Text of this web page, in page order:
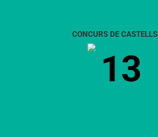
CONCURS DE CASTELLS
13